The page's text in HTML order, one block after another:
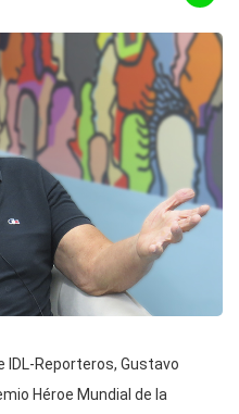
IDL-Reporteros, Gustavo
Héroe Mundial de la